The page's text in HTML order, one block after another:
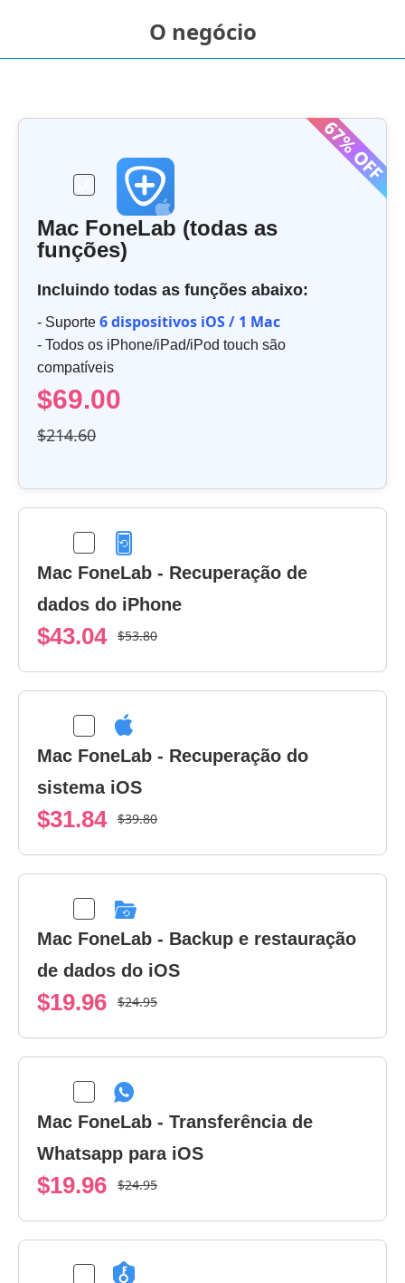
O negócio
Mac FoneLab (todas as
funções)
Incluindo todas as funções abaixo:
- Suporte 6 dispositivos iOS / 1 Mac
- Todos os iPhone/iPad/iPod touch são
compatíveis
$69.00
$214.60
Mac FoneLab - Recuperação de
dados do iPhone
$43.04 $53.80
Mac FoneLab - Recuperação do
sistema iOS
$31.84 $39.80
Mac FoneLab - Backup e restauração
de dados do iOS
$19.96 $24.95
Mac FoneLab - Transferência de
Whatsapp para iOS
$19.96 $24.95